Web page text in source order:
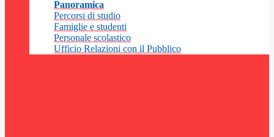
Panoramica
Percorsi di studio
Famiglie e studenti
Personale scolastico
Ufficio Relazioni con il Pubblico